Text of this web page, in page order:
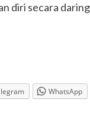
diri secara
WhatsApp